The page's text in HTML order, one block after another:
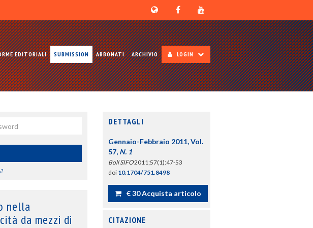
EDITORIALI SUBMISSION ABBONATI ARCHIVIO LOGIN
nella
da mezzi di
DETTAGLI
Gennaio-Febbraio 2011, Vol.
57, N. 1
Boll SIFO2011;57(1):47-53
doi 10.1704/751.8498
€ 30 Acquista articolo
CITAZIONE